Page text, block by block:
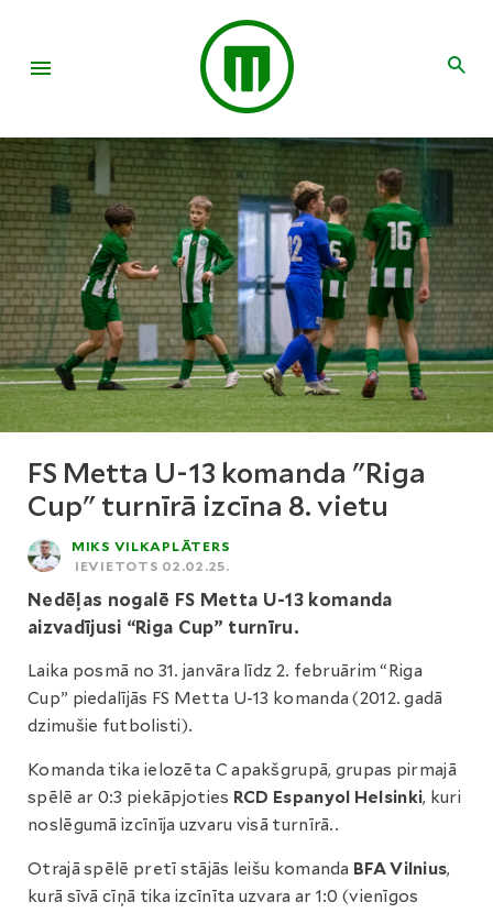
FS Metta U-13 komanda "Riga
Cup" turnīrā izcīna 8. vietu
MIKS VILKAPLĀTERS
IEVIETOTS 02.02.25.
Nedēļas nogalē FS Metta U-13 komanda
aizvadījusi “Riga Cup” turnīru.
Laika posmā no 31. janvāra līdz 2. februārim “Riga
Cup” piedalījās FS Metta U-13 komanda (2012. gadā
dzimušie futbolisti).
Komanda tika ielozēta C apakšgrupā, grupas pirmajā
spēlē ar 0:3 piekāpjoties RCD Espanyol Helsinki, kuri
noslēgumā izcīnīja uzvaru visā turnīrā..
Otrajā spēlē pretī stājās leišu komanda BFA Vilnius,
kurā sīvā cīņā tika izcīnīta uzvara ar 1:0 (vienīgos